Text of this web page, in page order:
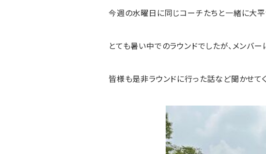
今週の水曜日に同じコーチたちと一緒に大平
とても暑い中でのラウンドでしたが、メンバ
皆様も是非ラウンドに行った話など聞かせて